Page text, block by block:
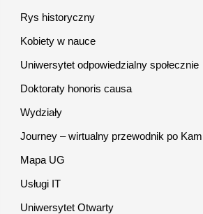
Rys historyczny
Kobiety w nauce
Uniwersytet odpowiedzialny społecznie
Doktoraty honoris causa
Wydziały
Journey – wirtualny przewodnik po
Mapa UG
Usługi IT
Uniwersytet Otwarty